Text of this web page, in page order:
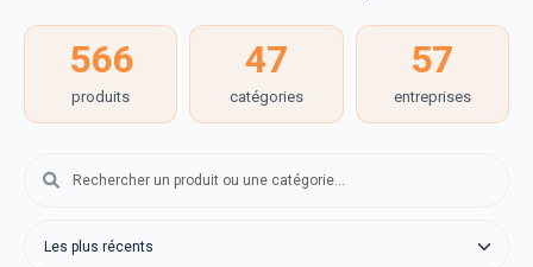
566
produits
47
catégories
57
entreprises